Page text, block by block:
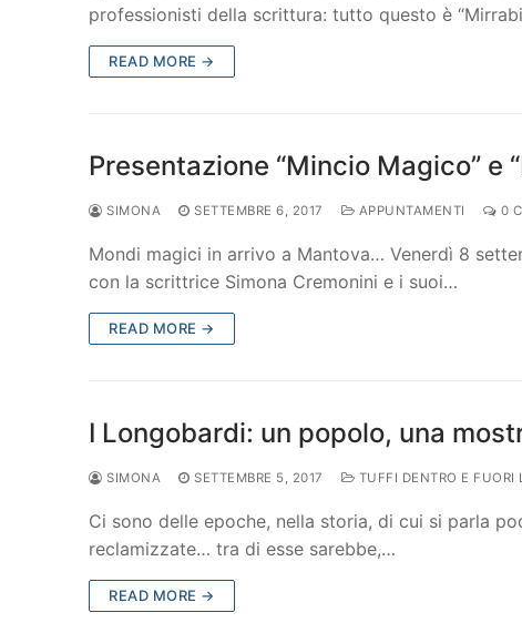
professionisti della scrittura: tutto questo è
READ MORE →
Presentazione “Mincio Magico” e
SIMONA SETTEMBRE 6, 2017 APPUNTAMENTI 0
Mondi magici in arrivo a Mantova… Venerdì 8
con la scrittrice Simona Cremonini e i suoi…
READ MORE →
I Longobardi: un popolo, una
SIMONA SETTEMBRE 5, 2017 TUFFI DENTRO E FUORI
Ci sono delle epoche, nella storia, di cui si parla
reclamizzate… tra di esse sarebbe,…
READ MORE →